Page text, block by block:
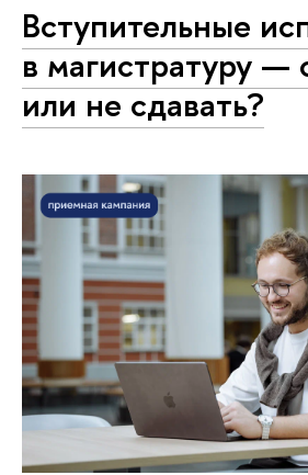
Вступительные
в магистратуру —
или не сдавать?